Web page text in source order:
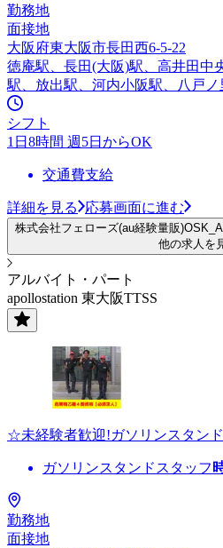
勤務地
面接地
大阪府東大阪市長田西6-5-22
徳庵駅、長田(大阪)駅、高井田中
駅、放出駅、河内小阪駅、八戸ノ
シフト
1日8時間 週5日からOK
交通費支給
詳細を見る 応募画面に進む
株式会社フェローズ(au経験量販
他の求人を
アルバイト・パート
apollostation 東大阪TTSS
☆未経験者歓迎!ガソリンスタン
ガソリンスタンドスタッフ
勤務地
面接地